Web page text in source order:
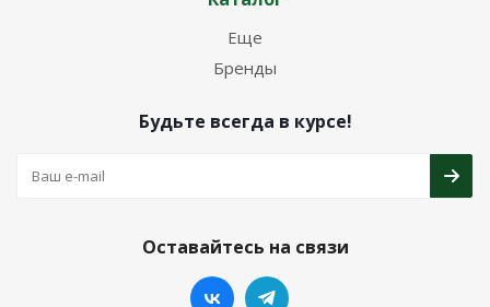
Еще
Бренды
Будьте всегда в курсе!
Оставайтесь на связи